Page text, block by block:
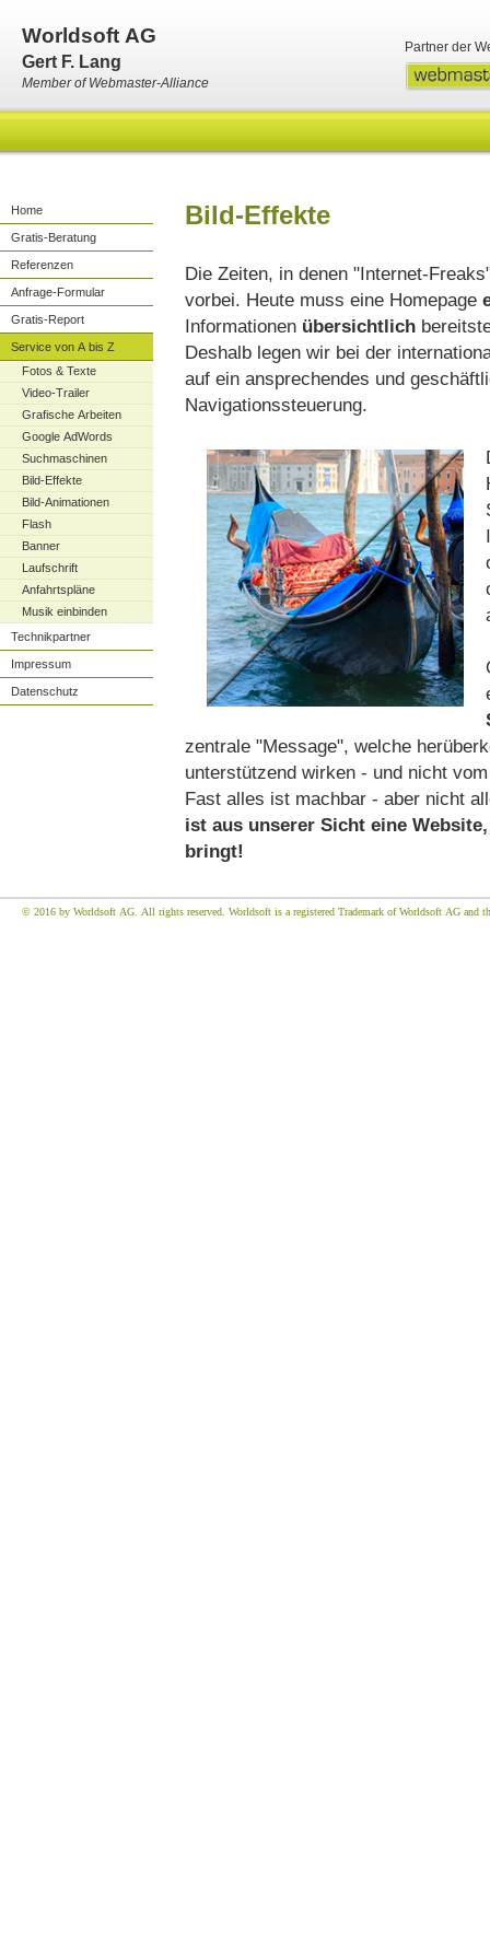
Worldsoft AG
Gert F. Lang
Member of Webmaster-Alliance
Partner der
Home
Gratis-Beratung
Referenzen
Anfrage-Formular
Gratis-Report
Service von A bis Z
Fotos & Texte
Video-Trailer
Grafische Arbeiten
Google AdWords
Suchmaschinen
Bild-Effekte
Bild-Animationen
Flash
Banner
Laufschrift
Anfahrtspläne
Musik einbinden
Technikpartner
Impressum
Datenschutz
Bild-Effekte
Die Zeiten, in denen "Internet-
vorbei. Heute muss eine Homepage
Informationen übersichtlich
Deshalb legen wir bei der
auf ein ansprechendes und
Navigationssteuerung.
zentrale "Message", welche
unterstützend wirken - und nicht
Fast alles ist machbar - aber nicht
ist aus unserer Sicht eine
bringt!
© 2016 by Worldsoft AG. All rights reserved. Worldsoft is a registered Trademark of Worldsoft AG and